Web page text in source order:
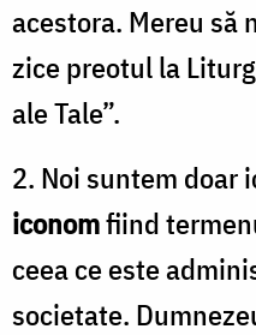
acestora. Mereu să
zice preotul la
ale Tale”.
2. Noi suntem doar
iconomfiind
ceea ce este
societate.